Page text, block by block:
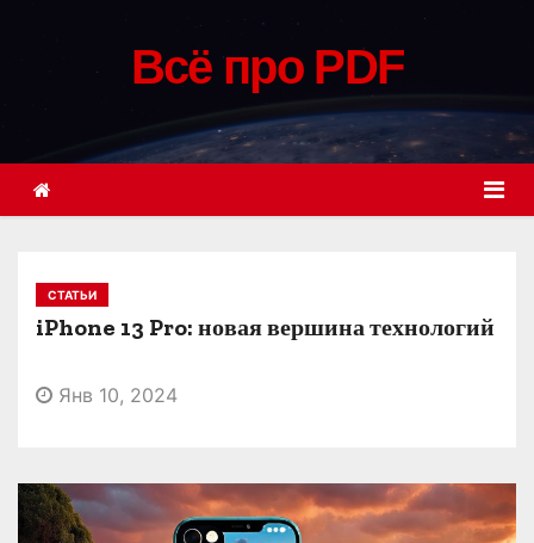
и
Всё про PDF
СТАТЬИ
iPhone 13 Pro: новая вершина технологий
Янв 10, 2024